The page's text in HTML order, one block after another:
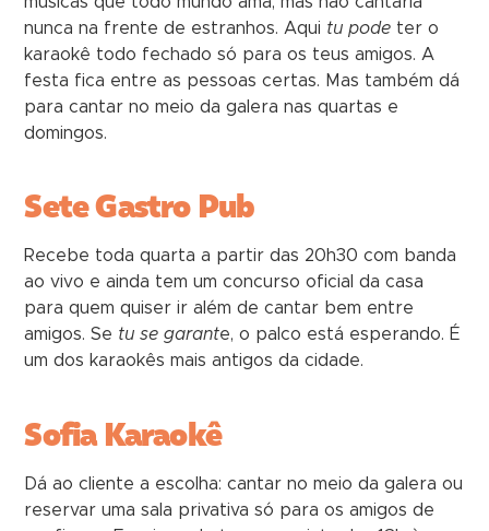
nunca na frente de estranhos. Aqui tu pode ter o
karaokê todo fechado só para os teus amigos. A
festa fica entre as pessoas certas. Mas também dá
para cantar no meio da galera nas quartas e
domingos.
Sete Gastro Pub
Recebe toda quarta a partir das 20h30 com banda
ao vivo e ainda tem um concurso oficial da casa
para quem quiser ir além de cantar bem entre
amigos. Se tu se garante, o palco está esperando. É
um dos karaokês mais antigos da cidade.
Sofia Karaokê
Dá ao cliente a escolha: cantar no meio da galera ou
reservar uma sala privativa só para os amigos de